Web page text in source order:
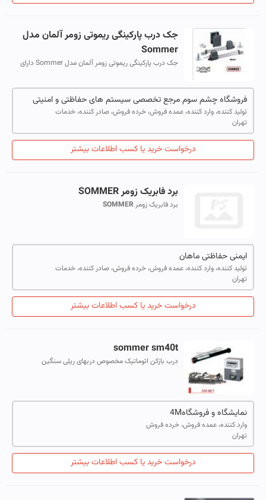
جک درب پارکینگی ریموتی زومر آلمان مدل
Sommer
جک درب پارکینگی ریموتی زومر آلمان مدل Sommer دارای
فروشگاه چشم سوم مرجع تخصصی سیستم های حفاظتی و امنیتی
تولید کننده، وارد کننده، عمده فروش، خرده فروش، صادر کننده، خدمات
تهران
درخواست خرید یا کسب اطلاعات بیشتر
برد فابریک زومرSOMMER
برد فابریک زومر SOMMER
ایمنی حفاظتی ماهان
تولید کننده، وارد کننده، عمده فروش، خرده فروش، صادر کننده، خدمات
تهران
درخواست خرید یا کسب اطلاعات بیشتر
sommersm40t
درب بازکن اتوماتیک مخصوص دربهای ریلی سنگین
نمایشگاه و فروشگاه4M
وارد کننده، عمده فروش، خرده فروش
تهران
درخواست خرید یا کسب اطلاعات بیشتر